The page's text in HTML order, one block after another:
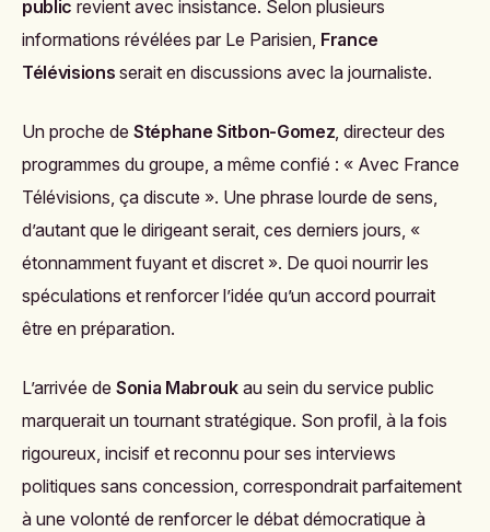
public revient avec insistance. Selon plusieurs
informations révélées par Le Parisien, France
Télévisions serait en discussions avec la journaliste.
Un proche de Stéphane Sitbon-Gomez, directeur des
programmes du groupe, a même confié : « Avec France
Télévisions, ça discute ». Une phrase lourde de sens,
d’autant que le dirigeant serait, ces derniers jours, «
étonnamment fuyant et discret ». De quoi nourrir les
spéculations et renforcer l’idée qu’un accord pourrait
être en préparation.
L’arrivée de Sonia Mabroukau sein du service public
marquerait un tournant stratégique. Son profil, à la fois
rigoureux, incisif et reconnu pour ses interviews
politiques sans concession, correspondrait parfaitement
à une volonté de renforcer le débat démocratique à